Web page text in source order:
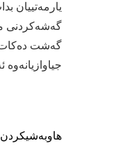
یارمەتییان
گەشەکردنی
گەشت دەکات
جیاوازیانەوە